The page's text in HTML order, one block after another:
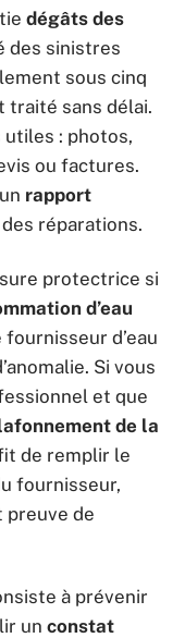
dégâts des
des sinistres
sous cinq
traité sans délai.
: photos,
ou factures.
rapport
réparations.
protectrice si
d’eau
d’eau
Si vous
et que
de la
de remplir le
fournisseur,
preuve de
à prévenir
un constat